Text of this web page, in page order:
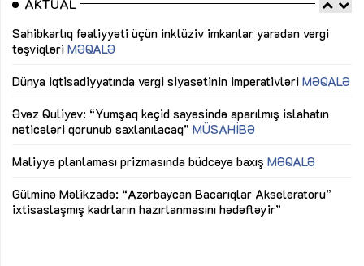
AKTUAL
Sahibkarlıq fəaliyyəti üçün inklüziv imkanlar yaradan vergi
təşviqləri MƏQALƏ
Dünya iqtisadiyyatında vergi siyasətinin imperativləri MƏQALƏ
Əvəz Quliyev: “Yumşaq keçid sayəsində aparılmış islahatın
nəticələri qorunub saxlanılacaq” MÜSAHİBƏ
Maliyyə planlaması prizmasında büdcəyə baxış MƏQALƏ
Gülminə Məlikzadə: “Azərbaycan Bacarıqlar Akseleratoru”
ixtisaslaşmış kadrların hazırlanmasını hədəfləyir”